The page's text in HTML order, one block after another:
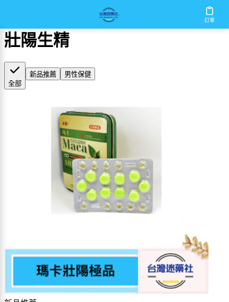
訂單
壯陽生精
全部
新品推薦 男性保健